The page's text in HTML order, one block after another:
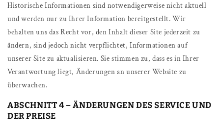
Historische Informationen sind notwendigerweise nicht aktuell
und werden nur zu Ihrer Information bereitgestellt. Wir
behalten uns das Recht vor, den Inhalt dieser Site jederzeit zu
ändern, sind jedoch nicht verpflichtet, Informationen auf
unserer Site zu aktualisieren. Sie stimmen zu, dass es in Ihrer
Verantwortung liegt, Änderungen an unserer Website zu
überwachen.
ABSCHNITT 4 – ÄNDERUNGEN DES SERVICE UND
DER PREISE